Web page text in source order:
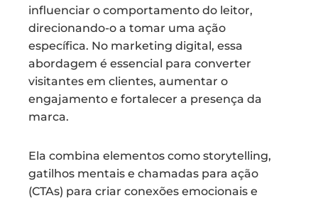
influenciar o comportamento do leitor,
direcionando-o a tomar uma ação
específica. No marketing digital, essa
abordagem é essencial para converter
visitantes em clientes, aumentar o
engajamento e fortalecer a presença da
marca.
Ela combina elementos como storytelling,
gatilhos mentais e chamadas para ação
(CTAs) para criar conexões emocionais e